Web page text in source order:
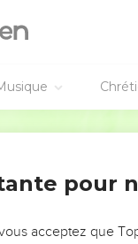
pour
acceptez que